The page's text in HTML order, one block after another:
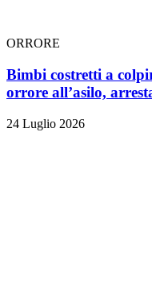
ORRORE
Bimbi costretti a
orrore all’asilo,
24 Luglio 2026